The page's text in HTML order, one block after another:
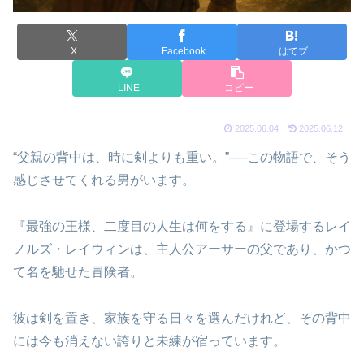
X Facebook はてブ
LINE コピー
2025.06.04 2025.06.12
“父親の背中は、時に剣よりも重い。”──この物語で、そう
感じさせてくれる男がいます。
『最強の王様、二度目の人生は何をする』に登場するレイ
ノルズ・レイウィンは、主人公アーサーの父であり、かつ
て名を馳せた冒険者。
彼は剣を置き、家族を守る日々を選んだけれど、その背中
には今も消えない誇りと未練が宿っています。